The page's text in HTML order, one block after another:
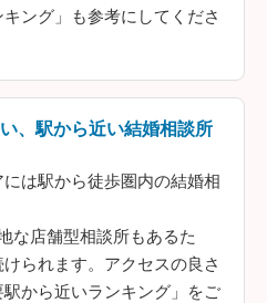
ング」も参考にしてくださ
、駅から近い結婚相談所
は駅から徒歩圏内の結婚相
な店舗型相談所もあるた
られます。アクセスの良さ
から近いランキング」をご